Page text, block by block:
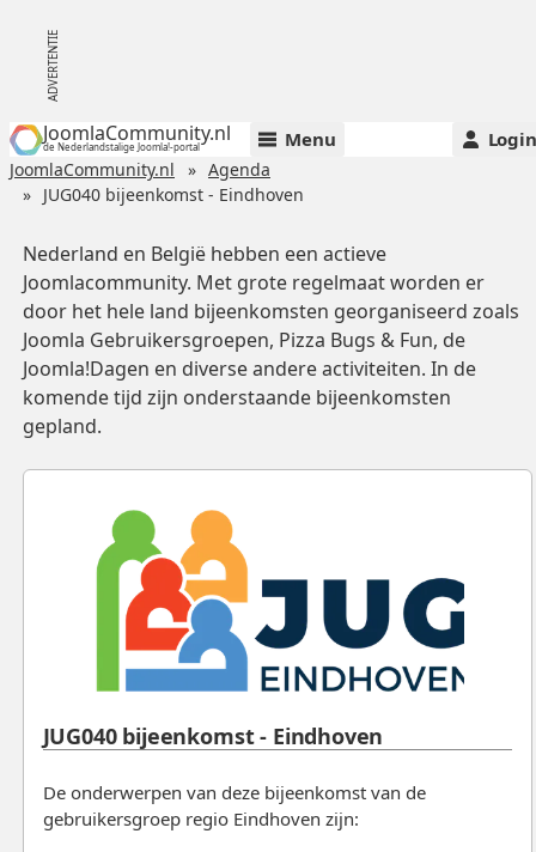
JoomlaCommunity.nl
de Nederlandstalige Joomla!-portal Menu Login
JoomlaCommunity.nl
Agenda
JUG040 bijeenkomst - Eindhoven
Nederland en België hebben een actieve
Joomlacommunity. Met grote regelmaat worden er
door het hele land bijeenkomsten georganiseerd zoals
Joomla Gebruikersgroepen, Pizza Bugs & Fun, de
Joomla!Dagen en diverse andere activiteiten. In de
komende tijd zijn onderstaande bijeenkomsten
gepland.
JUG040 bijeenkomst - Eindhoven
De onderwerpen van deze bijeenkomst van de
gebruikersgroep regio Eindhoven zijn: